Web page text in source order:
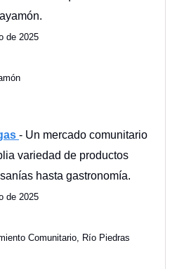
de 2025
- Un mercado comunitario
variedad de productos
hasta gastronomía.
de 2025
Comunitario, Río Piedras